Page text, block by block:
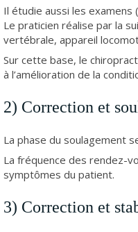
Il étudie aussi les examens
Le praticien réalise par la
vertébrale, appareil
Sur cette base, le
à l’amélioration de la
2) Correction et
La phase du soulagement
La fréquence des rendez-
symptômes du patient.
3) Correction et